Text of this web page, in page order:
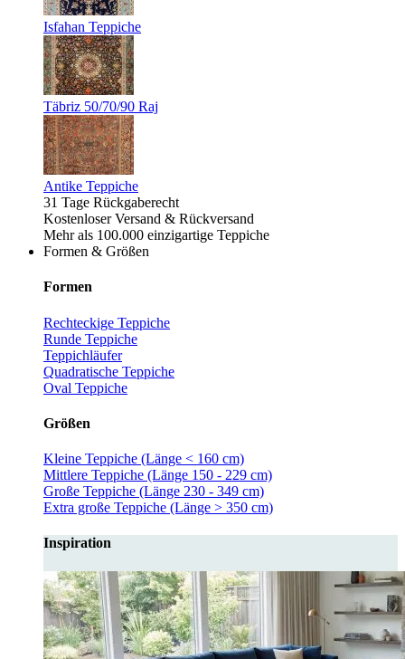
Isfahan Teppiche
Täbriz 50/70/90 Raj
Antike Teppiche
31 Tage Rückgaberecht
Kostenloser Versand & Rückversand
Mehr als 100.000 einzigartige Teppiche
Formen & Größen
Formen
Rechteckige Teppiche
Runde Teppiche
Teppichläufer
Quadratische Teppiche
Oval Teppiche
Größen
Kleine Teppiche (Länge < 160 cm)
Mittlere Teppiche (Länge 150 - 229 cm)
Große Teppiche (Länge 230 - 349 cm)
Extra große Teppiche (Länge > 350 cm)
Inspiration